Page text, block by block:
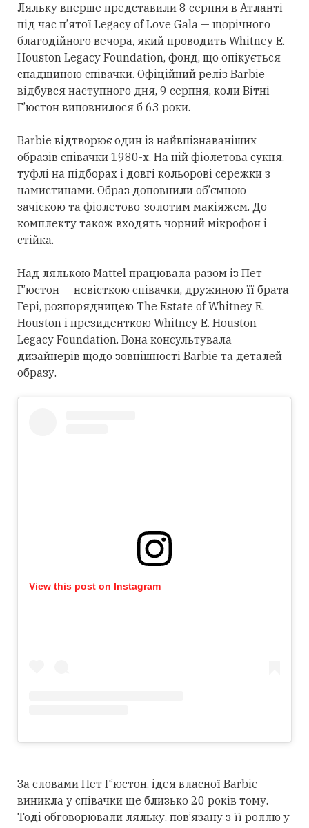
Ляльку вперше представили 8 серпня в Атланті
під час п’ятої Legacy of Love Gala — щорічного
благодійного вечора, який проводить Whitney E.
Houston Legacy Foundation, фонд, що опікується
спадщиною співачки. Офіційний реліз Barbie
відбувся наступного дня, 9 серпня, коли Вітні
Г’юстон виповнилося б 63 роки.
Barbie відтворює один із найвпізнаваніших
образів співачки 1980-х. На ній фіолетова сукня,
туфлі на підборах і довгі кольорові сережки з
намистинами. Образ доповнили об’ємною
зачіскою та фіолетово-золотим макіяжем. До
комплекту також входять чорний мікрофон і
стійка.
Над лялькою Mattel працювала разом із Пет
Г’юстон — невісткою співачки, дружиною її брата
Гері, розпорядницею The Estate of Whitney E.
Houston і президенткою Whitney E. Houston
Legacy Foundation. Вона консультувала
дизайнерів щодо зовнішності Barbie та деталей
образу.
View this post on Instagram
За словами Пет Г’юстон, ідея власної Barbie
виникла у співачки ще близько 20 років тому.
Тоді обговорювали ляльку, пов’язану з її роллю у